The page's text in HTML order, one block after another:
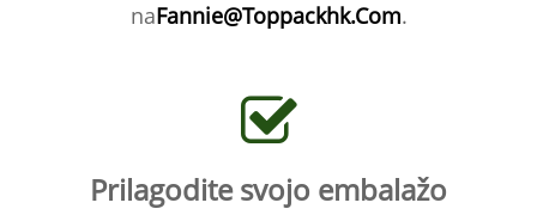
naFannie@Toppackhk.Com.
Prilagodite svojo embalažo